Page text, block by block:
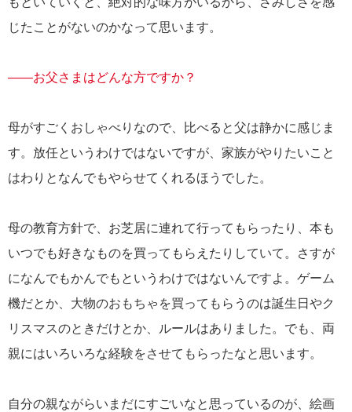
じたことがないのかなって思います。
――お父さまはどんな方ですか？
母がすごくおしゃべりなので、比べると父は静かに感じま
す。放任というわけではないですが、家族がやりたいこと
はわりとなんでもやらせてくれるほうでした。
母の教育方針で、お芝居に連れて行ってもらったり、本も
いつでも好きなものを買ってもらえたりしていて。さすが
になんでもかんでもというわけではないんですよ。ゲーム
機だとか、大物のおもちゃを買ってもらうのは誕生日やク
リスマスのときだけとか、ルールはありました。でも、両
親にはいろいろな経験をさせてもらったなと思います。
自分の親ながらいまだにすごいなと思っているのが、絵画